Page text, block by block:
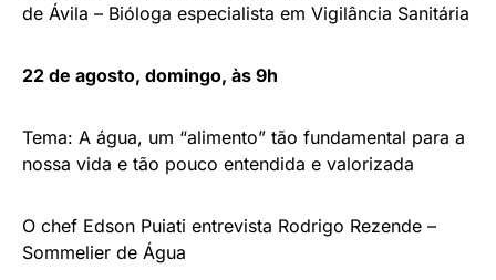
de Ávila – Bióloga especialista em Vigilância Sanitária
22 de agosto, domingo, às 9h
Tema: A água, um “alimento” tão fundamental para a
nossa vida e tão pouco entendida e valorizada
O chef Edson Puiati entrevista Rodrigo Rezende –
Sommelier de Água